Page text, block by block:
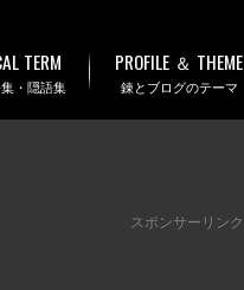
・隠語集
TERM
錬とブログのテーマ
PROFILE ＆ THEME
スポンサーリンク